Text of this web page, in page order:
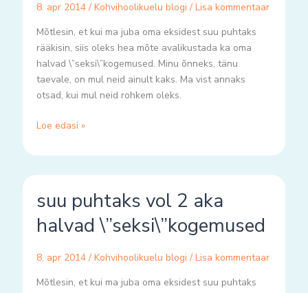
8. apr 2014 / Kohvihoolikuelu blogi / Lisa kommentaar
Mõtlesin, et kui ma juba oma eksidest suu puhtaks
rääkisin, siis oleks hea mõte avalikustada ka oma
halvad \”seksi\”kogemused. Minu õnneks, tänu
taevale, on mul neid ainult kaks. Ma vist annaks
otsad, kui mul neid rohkem oleks.
halvad
\”seksi\”kogemused
Loe edasi »
suu puhtaks vol 2 aka
halvad \”seksi\”kogemused
8. apr 2014 / Kohvihoolikuelu blogi / Lisa kommentaar
Mõtlesin, et kui ma juba oma eksidest suu puhtaks
puhtaks
2
halvad
\”seksi\”kogemused